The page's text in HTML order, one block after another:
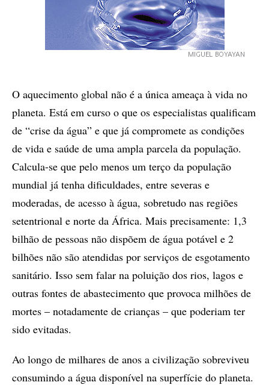
MIGUEL BOYAYAN
O aquecimento global não é a única ameaça à vida no
planeta. Está em curso o que os especialistas qualificam
de “crise da água” e que já compromete as condições
de vida e saúde de uma ampla parcela da população.
Calcula-se que pelo menos um terço da população
mundial já tenha dificuldades, entre severas e
moderadas, de acesso à água, sobretudo nas regiões
setentrional e norte da África. Mais precisamente: 1,3
bilhão de pessoas não dispõem de água potável e 2
bilhões não são atendidas por serviços de esgotamento
sanitário. Isso sem falar na poluição dos rios, lagos e
outras fontes de abastecimento que provoca milhões de
mortes – notadamente de crianças – que poderiam ter
sido evitadas.
Ao longo de milhares de anos a civilização sobreviveu
consumindo a água disponível na superfície do planeta.